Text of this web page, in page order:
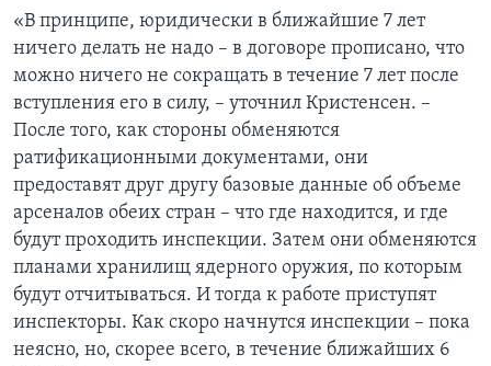
«В принципе, юридически в ближайшие 7 лет
ничего делать не надо – в договоре прописано, что
можно ничего не сокращать в течение 7 лет после
вступления его в силу, – уточнил Кристенсен. –
После того, как стороны обменяются
ратификационными документами, они
предоставят друг другу базовые данные об объеме
арсеналов обеих стран – что где находится, и где
будут проходить инспекции. Затем они обменяются
планами хранилищ ядерного оружия, по которым
будут отчитываться. И тогда к работе приступят
инспекторы. Как скоро начнутся инспекции – пока
неясно, но, скорее всего, в течение ближайших 6